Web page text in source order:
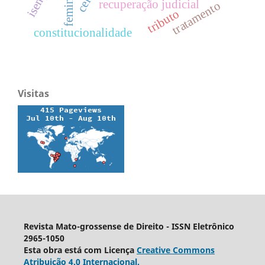
recuperação judicial
tratamento
constitucionalidade tributo
Visitas
Revista Mato-grossense de Direito - ISSN Eletrônico
2965-1050
Esta obra está com Licença Creative Commons
Atribuição 4.0 Internacional.